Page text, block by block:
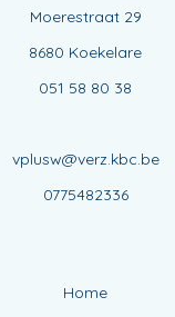
Moerestraat 29
8680 Koekelare
051 58 80 38
vplusw@verz.kbc.be
0775482336
Home